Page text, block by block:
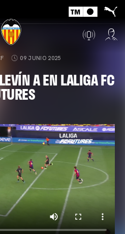
09 JUNIO 2025
A EN LALIGA FC